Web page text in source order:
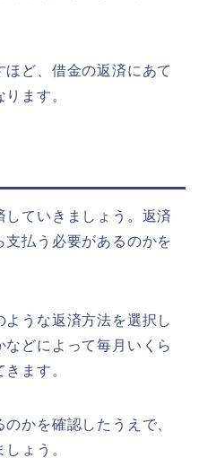
ど、借金の返済にあて
ます。
ていきましょう。返済
払う必要があるのかを
うな返済方法を選択し
どによって毎月いくら
ます。
かを確認したうえで、
ょう。